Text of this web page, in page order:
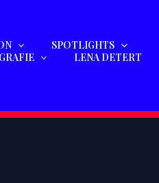
SPOTLIGHTS
LENA DETERT